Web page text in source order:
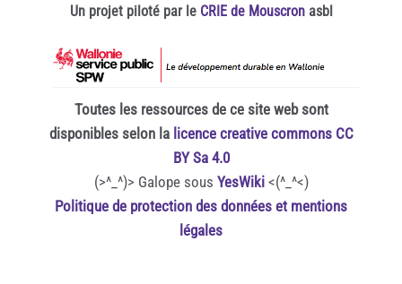
Un projet piloté par le CRIE de Mouscronasbl
Toutes les ressources de ce site web sont
disponibles selon la licence creative commons CC
BY Sa 4.0
(>^_^)> Galope sous YesWiki<(^_^<)
Politique de protection des données et mentions
légales